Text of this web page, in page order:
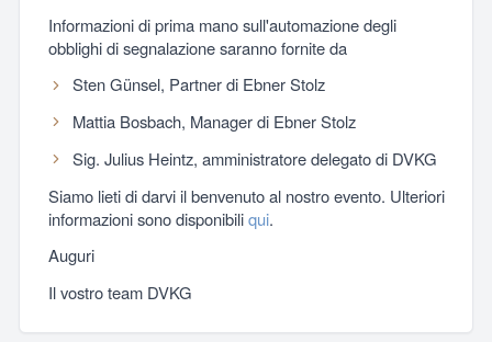
Informazioni di prima mano sull'automazione degli
obblighi di segnalazione saranno fornite da
Sten Günsel, Partner di Ebner Stolz
Mattia Bosbach, Manager di Ebner Stolz
Sig. Julius Heintz, amministratore delegato di DVKG
Siamo lieti di darvi il benvenuto al nostro evento. Ulteriori
informazioni sono disponibiliqui.
Auguri
Il vostro team DVKG